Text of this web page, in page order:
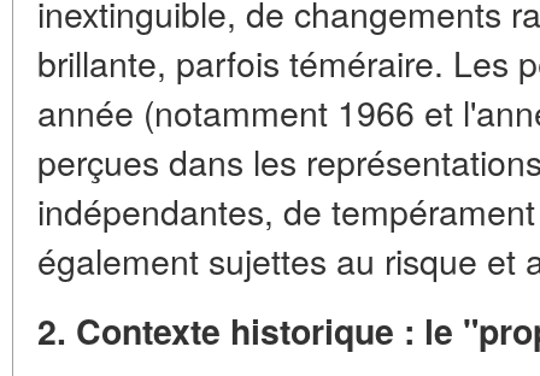
inextinguible, de changements
brillante, parfois téméraire. Les
année (notamment 1966 et
perçues dans les
indépendantes, de
également sujettes au risque et
2. Contexte historique : le